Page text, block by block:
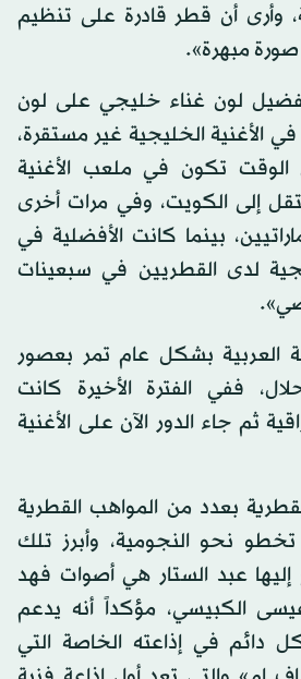
وأرى أن قطر قادرة على تنظيم
مبهرة».
لون غناء خليجي على لون
في الأغنية الخليجية غير مستقرة،
تكون في ملعب الأغنية
إلى الكويت، وفي مرات أخرى
بينما كانت الأفضلية في
لدى القطريين في سبعينات
العربية بشكل عام تمر بعصور
ففي الفترة الأخيرة كانت
ثم جاء الدور الآن على الأغنية
بعدد من المواهب القطرية
تخطو نحو النجومية، وأبرز تلك
إليها عبد الستار هي أصوات فهد
الكبيسي، مؤكداً أنه يدعم
دائم في إذاعته الخاصة التي